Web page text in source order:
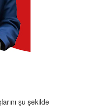
şu şekilde